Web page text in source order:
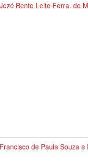
Jozé Bento Leite Ferra. de
Francisco de Paula Souza e